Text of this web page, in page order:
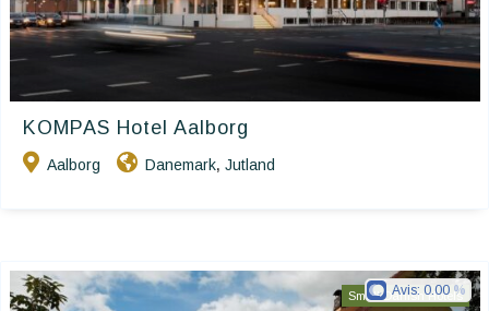
KOMPAS Hotel Aalborg
Aalborg Danemark, Jutland
Small Danish Hotels
Avis: 0.00